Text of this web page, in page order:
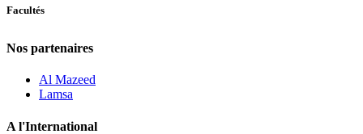
Facultés
Nos partenaires
Al Mazeed
Lamsa
A l'International